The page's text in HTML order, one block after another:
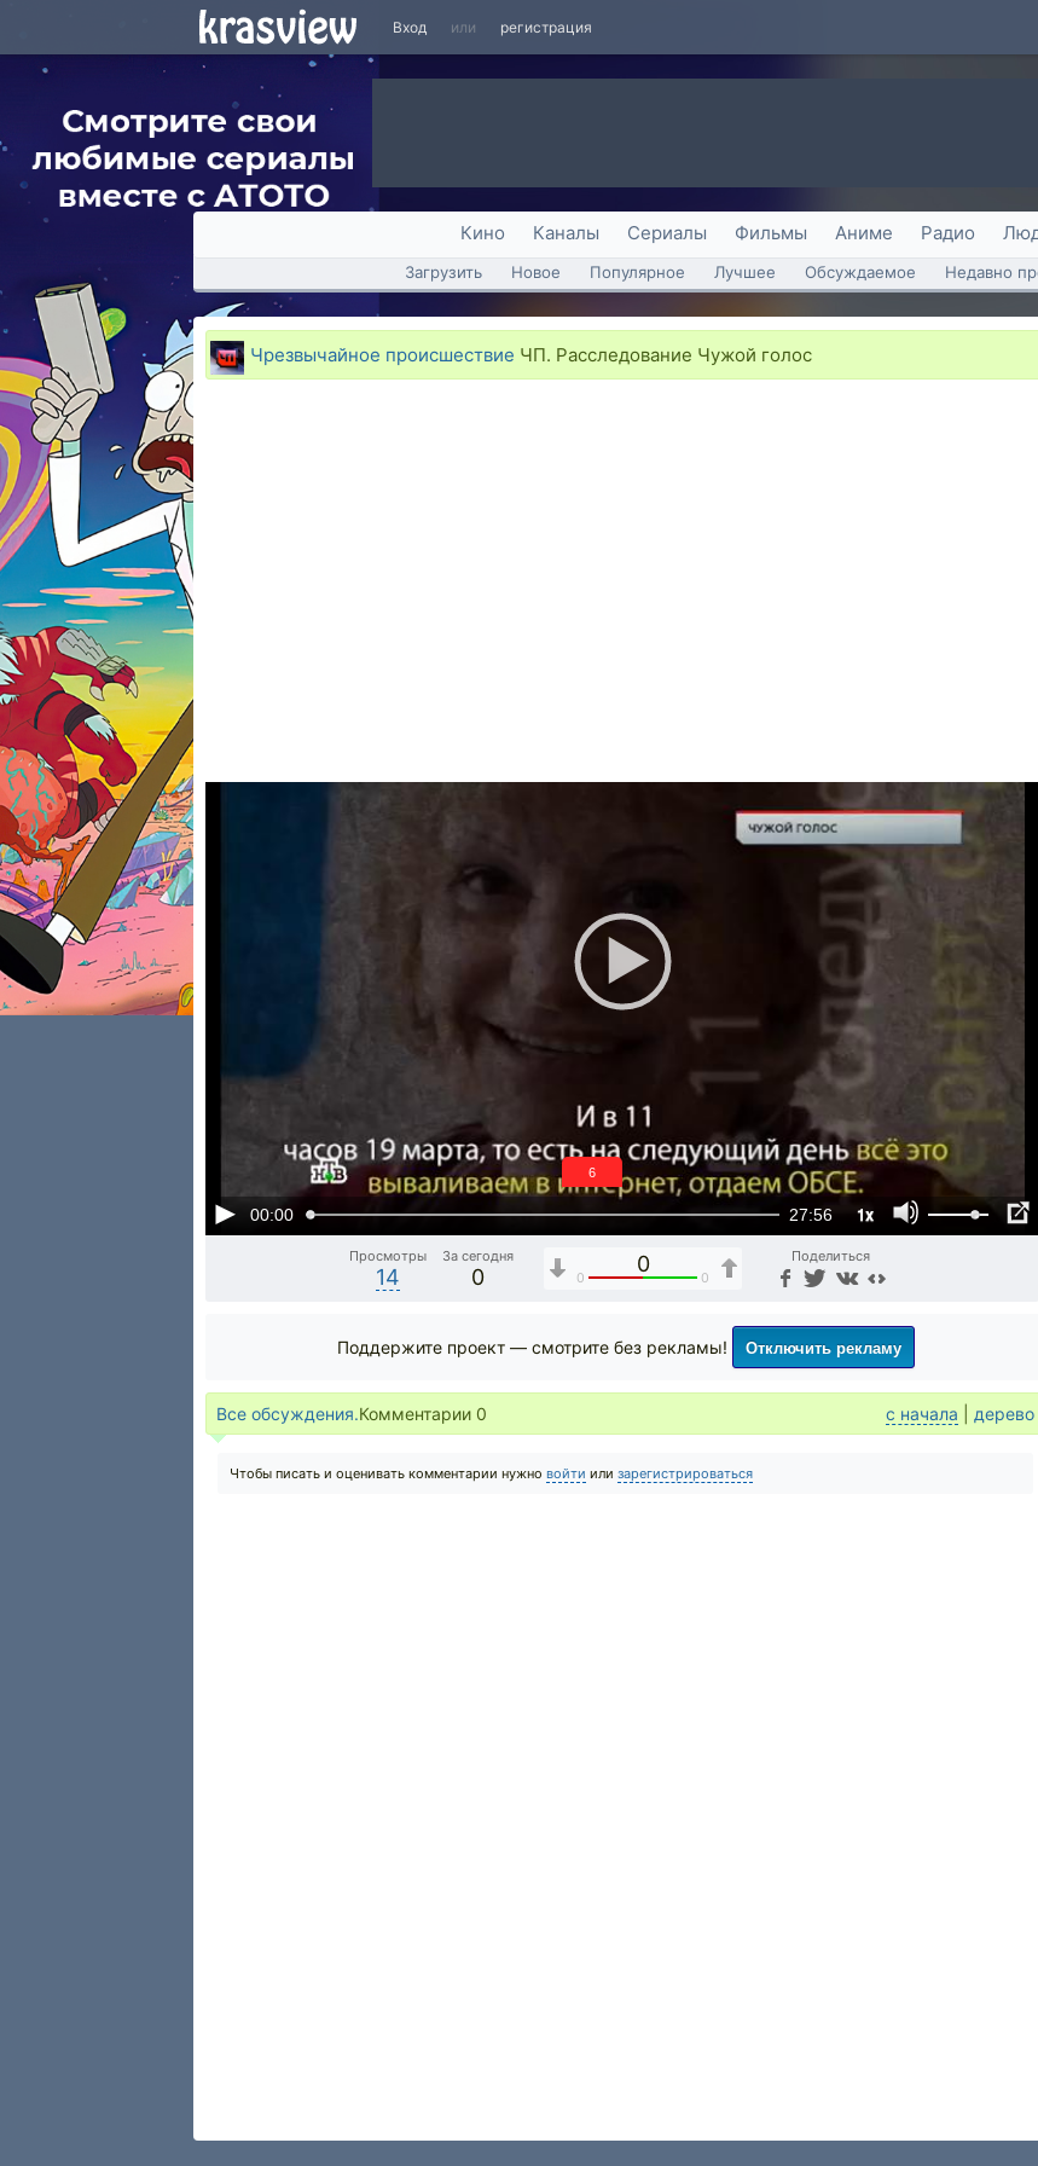
Вход или регистрация
Кино Каналы Сериалы Фильмы Аниме Радио
Загрузить Новое Популярное Лучшее Обсуждаемое Недавно
Чрезвычайное происшествие ЧП. Расследование Чужой голос
00:00 27:56 1x
5
Просмотры
14
За сегодня
0
0
0 0
Поделиться
Поддержите проект — смотрите без рекламы! Отключить рекламу
Все обсуждения.Комментарии 0 с начала дерево
Чтобы писать и оценивать комментарии нужно войти или зарегистрироваться